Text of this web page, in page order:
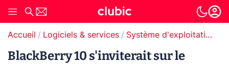
Accueil Logiciels & services Système d'exploitation (OS)
BlackBerry 10 s'inviterait sur le